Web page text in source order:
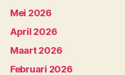
Mei 2026
April 2026
Maart 2026
Februari 2026